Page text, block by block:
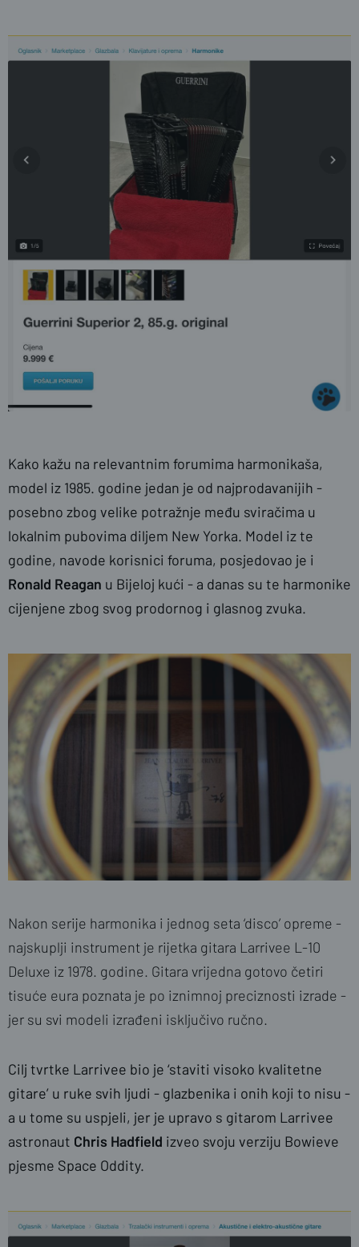
Kako kažu na relevantnim forumima harmonikaša,
model iz 1985. godine jedan je od najprodavanijih -
posebno zbog velike potražnje među sviračima u
lokalnim pubovima diljem New Yorka. Model iz te
godine, navode korisnici foruma, posjedovao je i
Ronald Reagan u Bijeloj kući - a danas su te harmonike
cijenjene zbog svog prodornog i glasnog zvuka.
Nakon serije harmonika i jednog seta ‘disco’ opreme -
najskuplji instrument je rijetka gitara Larrivee L-10
Deluxe iz 1978. godine. Gitara vrijedna gotovo četiri
tisuće eura poznata je po iznimnoj preciznosti izrade -
jer su svi modeli izrađeni isključivo ručno.
Cilj tvrtke Larrivee bio je ‘staviti visoko kvalitetne
gitare’ u ruke svih ljudi - glazbenika i onih koji to nisu -
a u tome su uspjeli, jer je upravo s gitarom Larrivee
astronaut Chris Hadfield izveo svoju verziju Bowieve
pjesme Space Oddity.